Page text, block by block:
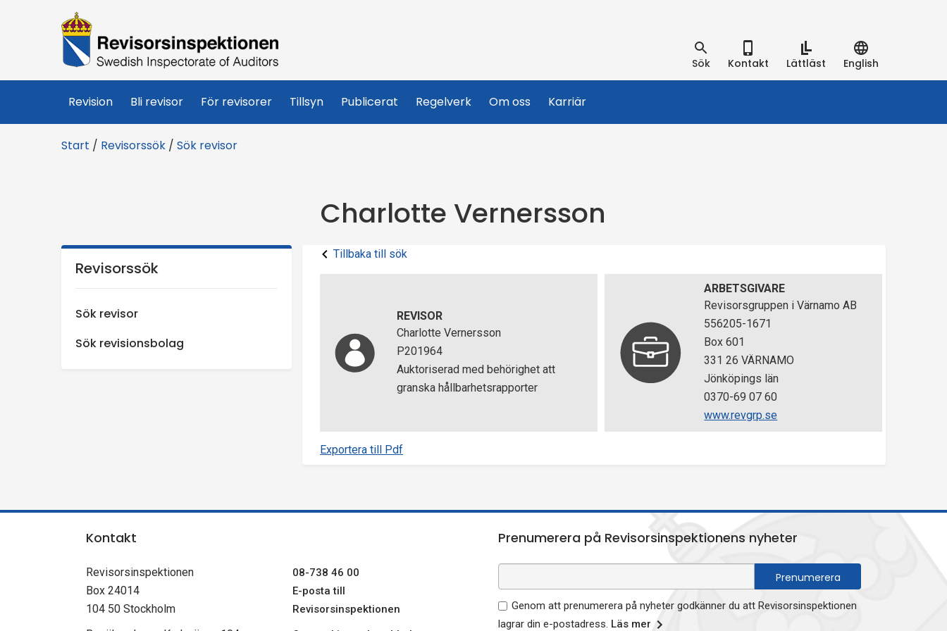
R
e
v
i
r
n
t
Sök Kontakt Lättläst English
Revision Bli revisor För revisorer Tillsyn Publicerat Regelverk Om oss Karriär
Start / Revisorssök / Sök revisor
Charlotte Vernersson
Tillbaka till sök
REVISOR
Charlotte Vernersson
P201964
Auktoriserad med behörighet att
granska hållbarhetsrapporter
ARBETSGIVARE
Revisorsgruppen i Värnamo AB
556205-1671
Box 601
331 26 VÄRNAMO
Jönköpings län
0370-69 07 60
www.revgrp.se
Exportera till Pdf
Revisorssök
Sök revisor
Sök revisionsbolag
Kontakt
Revisorsinspektionen
Box 24014
104 50 Stockholm
08-738 46 00
E-posta till
Revisorsinspektionen
Prenumerera på Revisorsinspektionens nyheter
Genom att prenumerera på nyheter godkänner du att Revisorsinspektionen
lagrar din e-postadress. Läs mer